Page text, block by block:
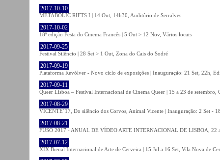
2017-10-10
METABOLIC RIFTS I | 14 Out, 14h30, Auditório de Serralves
2017-10-02
18ª edição Festa do Cinema Francês | 5 Out > 12 Nov, Vários locais
2017-09-25
Festival Silêncio | 28 Set > 1 Out, Zona do Cais do Sodré
2017-09-19
Plataforma Revólver - Novo ciclo de exposições | Inauguração: 21 Set, 22h,
2017-09-11
Queer Lisboa – Festival Internacional de Cinema Queer | 15 a 23 de setembro,
2017-08-29
VICENTE´17, Do silêncio dos Corvos, Animal Vicente | Inauguração: 2 Set -
2017-08-21
FUSO 2017 - ANUAL DE VÍDEO ARTE INTERNACIONAL DE LISBOA, 22
2017-07-12
XIX Bienal Internacional de Arte de Cerveira | 15 Jul a 16 Set, Vila Nova de